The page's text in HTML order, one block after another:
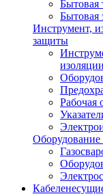
Бытовая
Бытовая
Инструмент,
защиты
изоляции
Рабочая
Оборудование